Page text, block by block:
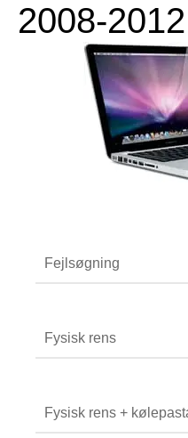
2008-
Fejlsøgning
Fysisk rens
Fysisk rens +